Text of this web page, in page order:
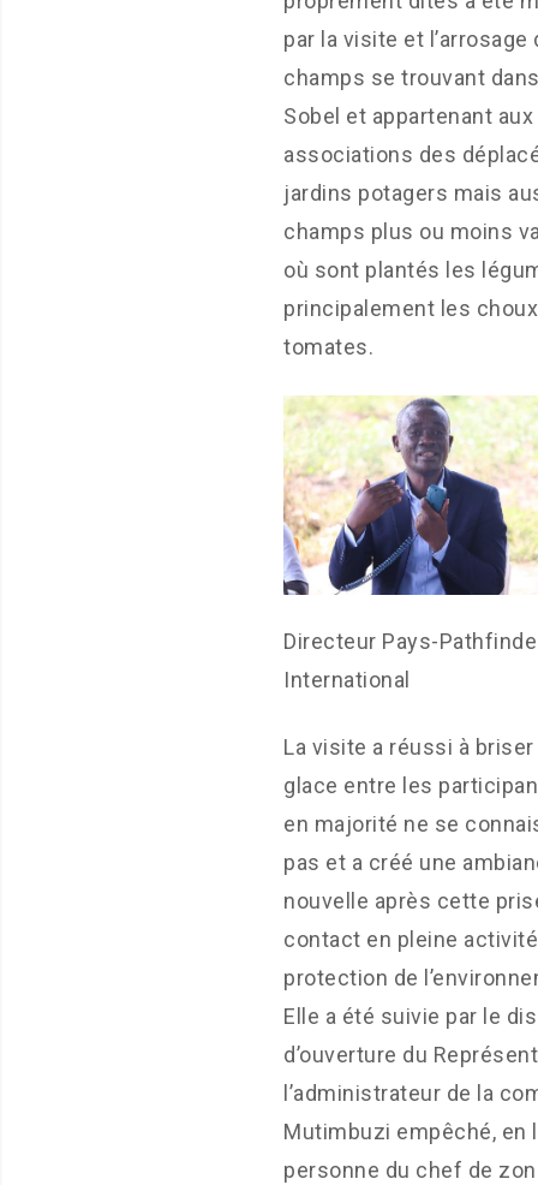
par la visite et l’arrosage
champs se trouvant
Sobel et appartenant aux
associations des
jardins potagers mais
champs plus ou moins
où sont plantés les
principalement les
tomates.
Directeur Pays-
International
La visite a réussi à briser
glace entre les
en majorité ne se
pas et a créé une
nouvelle après cette
contact en pleine
protection de
Elle a été suivie par le
d’ouverture du
l’administrateur de la
Mutimbuzi empêché, en
personne du chef de